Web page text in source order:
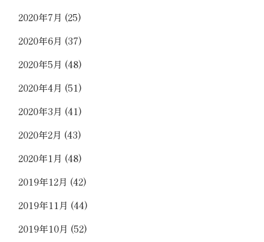
2020年7月 (25)
2020年6月 (37)
2020年5月 (48)
2020年4月 (51)
2020年3月 (41)
2020年2月 (43)
2020年1月 (48)
2019年12月 (42)
2019年11月 (44)
2019年10月 (52)